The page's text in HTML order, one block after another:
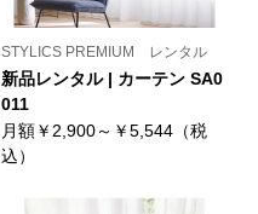
STYLICS PREMIUM レンタル
新品レンタル | カーテン SA0
011
月額￥2,900～￥5,544（税
込）